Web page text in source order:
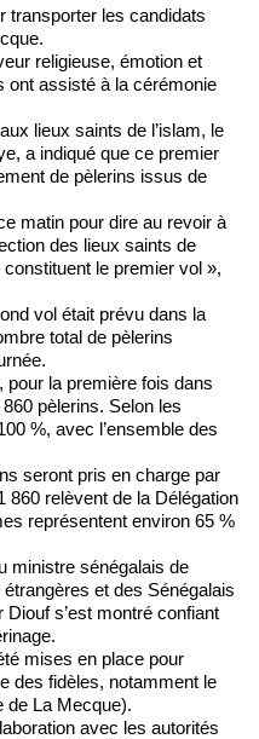
transporter les candidats
religieuse, émotion et
ont assisté à la cérémonie
lieux saints de l’islam, le
a indiqué que ce premier
de pèlerins issus de
matin pour dire au revoir à
des lieux saints de
le premier vol »,
vol était prévu dans la
total de pèlerins
pour la première fois dans
860 pèlerins. Selon les
%, avec l’ensemble des
seront pris en charge par
860 relèvent de la Délégation
représentent environ 65 %
ministre sénégalais de
étrangères et des Sénégalais
Diouf s’est montré confiant
mises en place pour
des fidèles, notamment le
de La Mecque).
avec les autorités